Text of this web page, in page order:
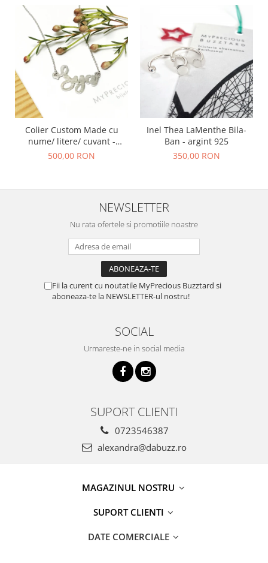
Colier Custom Made cu
nume/ litere/ cuvant -
argint 925
500,00 RON
Inel Thea LaMenthe Bila-
Ban - argint 925
350,00 RON
NEWSLETTER
Nu rata ofertele si promotiile noastre
Fii la curent cu noutatile MyPrecious Buzztard si
aboneaza-te la NEWSLETTER-ul nostru!
SOCIAL
Urmareste-ne in social media
SUPORT CLIENTI
0723546387
alexandra@dabuzz.ro
MAGAZINUL NOSTRU
SUPORT CLIENTI
DATE COMERCIALE